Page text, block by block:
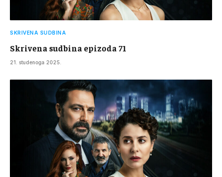
SKRIVENA SUDBINA
Skrivena sudbina epizoda 71
21. studenoga 2025.